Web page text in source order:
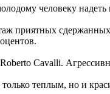
человеку
приятных
Cavalli.
теплым, но и